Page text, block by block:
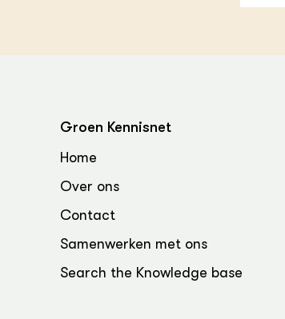
Groen Kennisnet
Home
Over ons
Contact
Samenwerken met ons
Search the Knowledge base